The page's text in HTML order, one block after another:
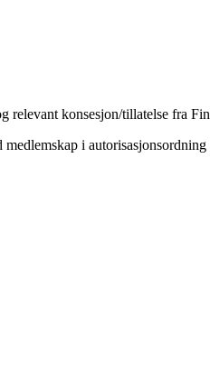
relevant konsesjon/tillatelse fra
i autorisasjonsordning